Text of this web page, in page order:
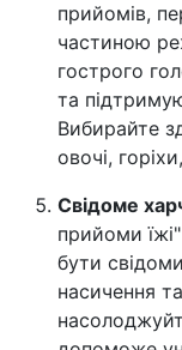
прийомів,
частиною
гострого
та
Вибирайте
овочі,
Свідоме
прийоми
бути
насичення